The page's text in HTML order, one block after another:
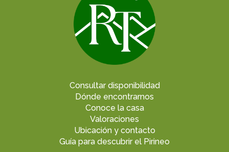
Consultar disponibilidad
Dónde encontrarnos
Conoce la casa
Valoraciones
Ubicación y contacto
Guía para descubrir el Pirineo